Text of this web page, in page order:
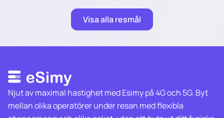
Visa alla resmål
Njut av maximal hastighet med Esimy på 4G och 5G. Byt
mellan olika operatörer under resan med flexibla